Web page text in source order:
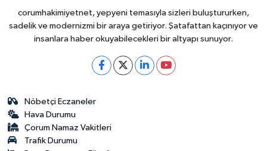
corumhakimiyetnet, yepyeni temasıyla sizleri buluştururken,
sadelik ve modernizmi bir araya getiriyor. Şatafattan kaçınıyor ve
insanlara haber okuyabilecekleri bir altyapı sunuyor.
Nöbetçi Eczaneler
Hava Durumu
Çorum Namaz Vakitleri
Trafik Durumu